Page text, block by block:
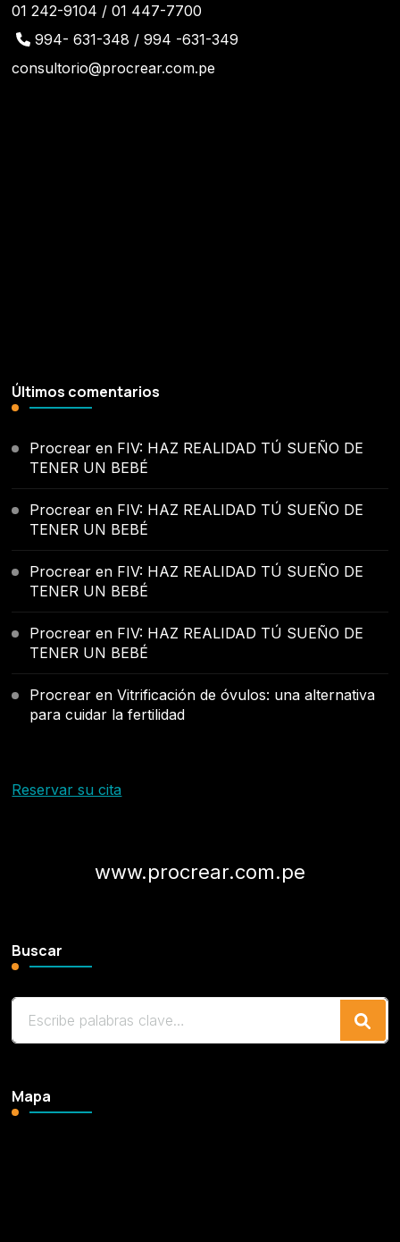
01 242-9104 / 01 447-7700
994- 631-348 / 994 -631-349
consultorio@procrear.com.pe
Últimos comentarios
Procrear en FIV: HAZ REALIDAD TÚ SUEÑO DE
TENER UN BEBÉ
Procrear en FIV: HAZ REALIDAD TÚ SUEÑO DE
TENER UN BEBÉ
Procrear en FIV: HAZ REALIDAD TÚ SUEÑO DE
TENER UN BEBÉ
Procrear en FIV: HAZ REALIDAD TÚ SUEÑO DE
TENER UN BEBÉ
Procrear enVitrificación de óvulos: una alternativa
para cuidar la fertilidad
Reservar su cita
www.procrear.com.pe
Buscar
Mapa